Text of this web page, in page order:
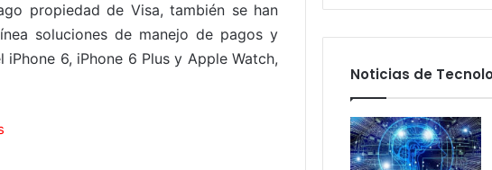
propiedad de Visa, también se han
soluciones de manejo de pagos y
6, iPhone 6 Plus y Apple Watch,
Noticias de